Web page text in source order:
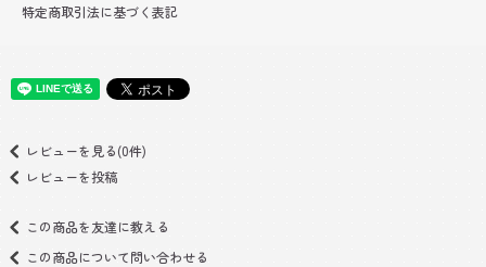
特定商取引法に基づく表記
レビューを見る(0件)
レビューを投稿
この商品を友達に教える
この商品について問い合わせる